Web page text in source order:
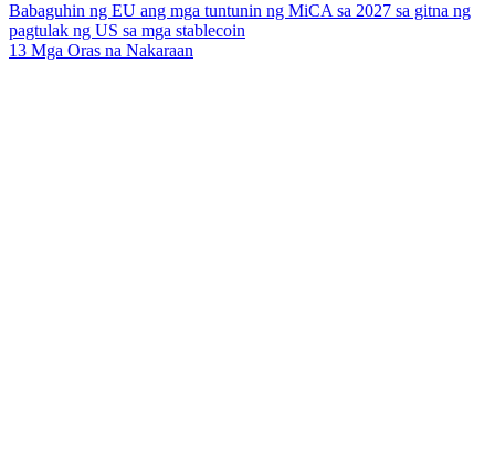
Babaguhin ng EU ang mga tuntunin ng MiCA sa 2027 sa gitna ng
pagtulak ng US sa mga stablecoin
13 Mga Oras na Nakaraan